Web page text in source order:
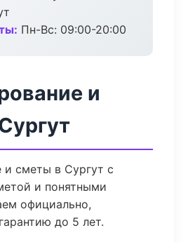
Пн-Вс: 09:00-20:00
и
и сметы в Сургут с
и понятными
официально,
до 5 лет.